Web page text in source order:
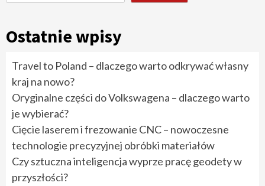
Ostatnie wpisy
Travel to Poland – dlaczego warto odkrywać własny
kraj na nowo?
Oryginalne części do Volkswagena – dlaczego warto
je wybierać?
Cięcie laserem i frezowanie CNC – nowoczesne
technologie precyzyjnej obróbki materiałów
Czy sztuczna inteligencja wyprze pracę geodety w
przyszłości?